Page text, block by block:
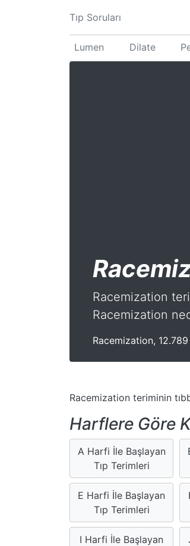
Tıp Soruları
Lumen Dilate
Racemization
Racemization
Racemization,
Racemization teriminin
Harflere Göre
A Harfi İle Başlayan
Tıp Terimleri
E Harfi İle Başlayan
Tıp Terimleri
I Harfi İle Başlayan